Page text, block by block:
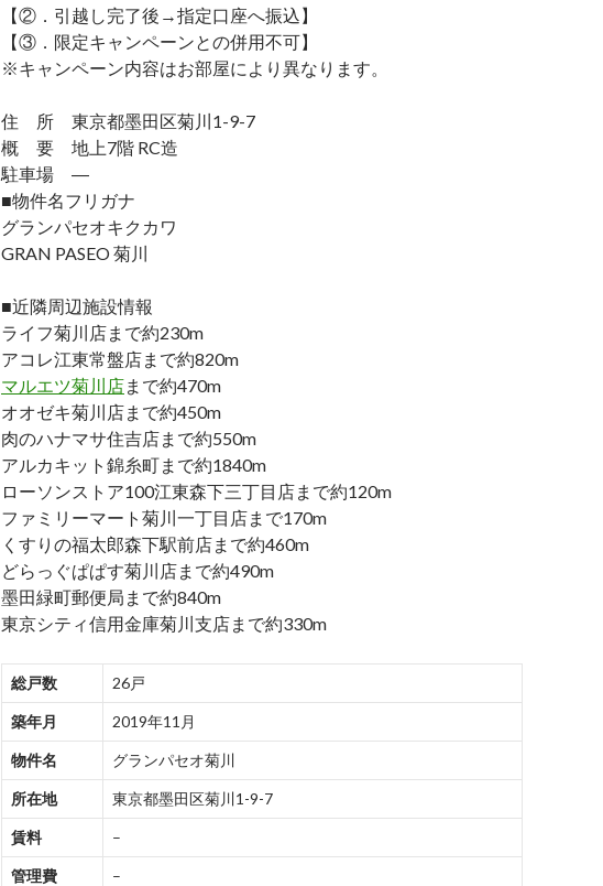
【②．引越し完了後→指定口座へ振込】
【③．限定キャンペーンとの併用不可】
※キャンペーン内容はお部屋により異なります。
住 所 東京都墨田区菊川1-9-7
概 要 地上7階 RC造
駐車場 ―
■物件名フリガナ
グランパセオキクカワ
GRAN PASEO 菊川
■近隣周辺施設情報
ライフ菊川店まで約230m
アコレ江東常盤店まで約820m
マルエツ菊川店まで約470m
オオゼキ菊川店まで約450m
肉のハナマサ住吉店まで約550m
アルカキット錦糸町まで約1840m
ローソンストア100江東森下三丁目店まで約120m
ファミリーマート菊川一丁目店まで170m
くすりの福太郎森下駅前店まで約460m
どらっぐぱぱす菊川店まで約490m
墨田緑町郵便局まで約840m
東京シティ信用金庫菊川支店まで約330m
総戸数 26戸
築年月 2019年11月
物件名 グランパセオ菊川
所在地 東京都墨田区菊川1-9-7
賃料 –
管理費 –